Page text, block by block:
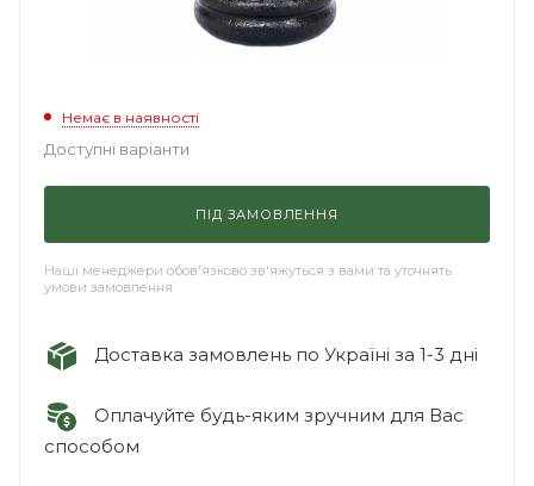
Немає в наявності
Доступні варіанти
ПІД ЗАМОВЛЕННЯ
Наші менеджери обов'язково зв'яжуться з вами та уточнять
умови замовлення
Доставка замовлень по Україні за 1-3 дні
Оплачуйте будь-яким зручним для Вас
способом